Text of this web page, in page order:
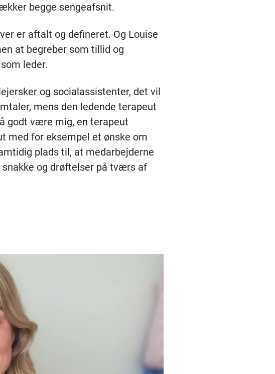
begge sengeafsnit.
er aftalt og defineret. Og Louise
at begreber som tillid og
leder.
og socialassistenter, det vil
mens den ledende terapeut
godt være mig, en terapeut
med for eksempel et ønske om
plads til, at medarbejderne
og drøftelser på tværs af